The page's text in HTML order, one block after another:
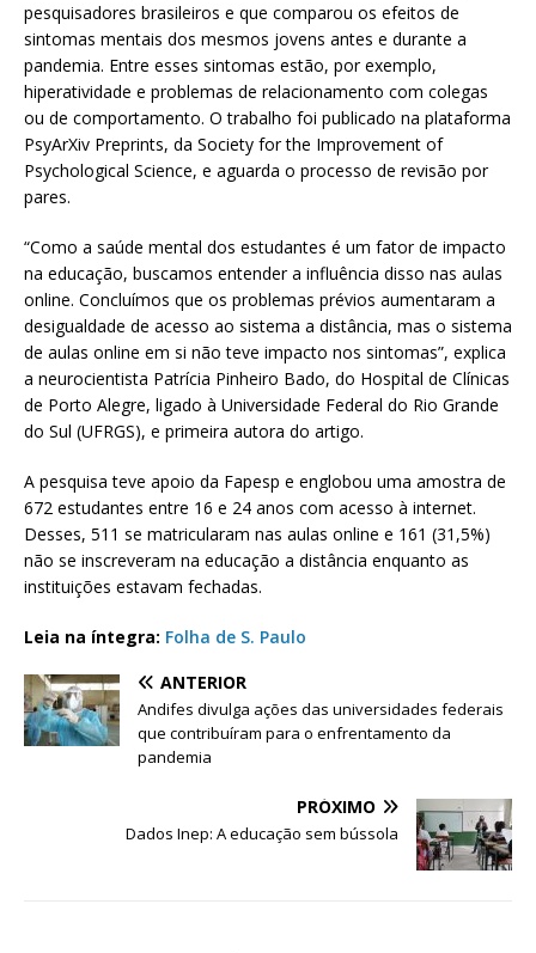
pesquisadores brasileiros e que comparou os efeitos de
sintomas mentais dos mesmos jovens antes e durante a
pandemia. Entre esses sintomas estão, por exemplo,
hiperatividade e problemas de relacionamento com colegas
ou de comportamento. O trabalho foi publicado na plataforma
PsyArXiv Preprints, da Society for the Improvement of
Psychological Science, e aguarda o processo de revisão por
pares.
“Como a saúde mental dos estudantes é um fator de impacto
na educação, buscamos entender a influência disso nas aulas
online. Concluímos que os problemas prévios aumentaram a
desigualdade de acesso ao sistema a distância, mas o sistema
de aulas online em si não teve impacto nos sintomas”, explica
a neurocientista Patrícia Pinheiro Bado, do Hospital de Clínicas
de Porto Alegre, ligado à Universidade Federal do Rio Grande
do Sul (UFRGS), e primeira autora do artigo.
A pesquisa teve apoio da Fapesp e englobou uma amostra de
672 estudantes entre 16 e 24 anos com acesso à internet.
Desses, 511 se matricularam nas aulas online e 161 (31,5%)
não se inscreveram na educação a distância enquanto as
instituições estavam fechadas.
Leia na íntegra: Folha de S. Paulo
ANTERIOR
Andifes divulga ações das universidades federais
que contribuíram para o enfrentamento da
pandemia
PRÓXIMO
Dados Inep: A educação sem bússola